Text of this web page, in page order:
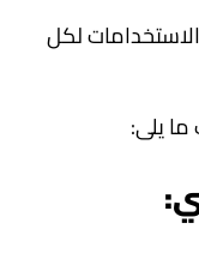
لكل
ما يلى: